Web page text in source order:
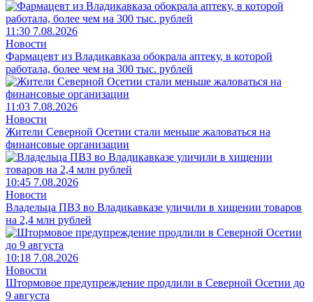
11:30 7.08.2026
Новости
Фармацевт из Владикавказа обокрала аптеку, в которой
работала, более чем на 300 тыс. рублей
11:03 7.08.2026
Новости
Жители Северной Осетии стали меньше жаловаться на
финансовые организации
10:45 7.08.2026
Новости
Владельца ПВЗ во Владикавказе уличили в хищении товаров
на 2,4 млн рублей
10:18 7.08.2026
Новости
Штормовое предупреждение продлили в Северной Осетии до
9 августа